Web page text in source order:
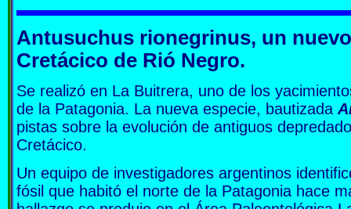
Antusuchus rionegrinus, un
Cretácico de Rió Negro.
Se realizó en La Buitrera, uno de los
de la Patagonia. La nueva especie, bautizada
pistas sobre la evolución de antiguos
Cretácico.
Un equipo de investigadores argentinos
fósil que habitó el norte de la Patagonia hace